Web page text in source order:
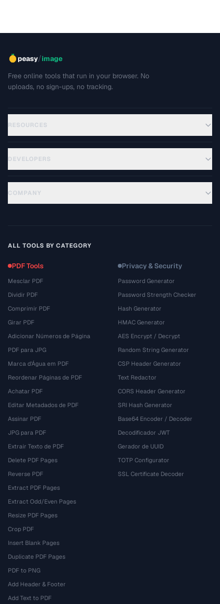
peasy/image
Free online tools that run in your browser. No
uploads, no sign-ups, no tracking.
RESOURCES
DEVELOPERS
COMPANY
ALL TOOLS BY CATEGORY
PDF Tools
Mesclar PDF
Dividir PDF
Comprimir PDF
Girar PDF
Adicionar Números de Página
PDF para JPG
Marca d'Água em PDF
Reordenar Páginas de PDF
Achatar PDF
Editar Metadados de PDF
Assinar PDF
JPG para PDF
Extrair Texto de PDF
Delete PDF Pages
Reverse PDF
Extract PDF Pages
Extract Odd/Even Pages
Resize PDF Pages
Crop PDF
Insert Blank Pages
Duplicate PDF Pages
PDF to PNG
Add Header & Footer
Add Text to PDF
Privacy & Security
Password Generator
Password Strength Checker
Hash Generator
HMAC Generator
AES Encrypt / Decrypt
Random String Generator
CSP Header Generator
Text Redactor
CORS Header Generator
SRI Hash Generator
Base64 Encoder / Decoder
Decodificador JWT
Gerador de UUID
TOTP Configurator
SSL Certificate Decoder